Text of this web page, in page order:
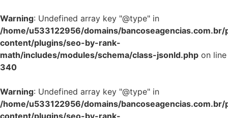
Warning: Undefined array key "@type" in
/home/u533122956/domains/
content/plugins/seo-by-rank-
math/includes/modules/schema/class-jsonld.php on line
340
Warning: Undefined array key "@type" in
/home/u533122956/domains/
content/plugins/seo-by-rank-